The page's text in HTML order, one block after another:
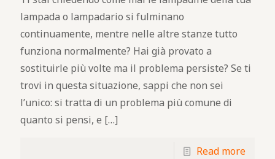
lampada o lampadario si fulminano
continuamente, mentre nelle altre stanze tutto
funziona normalmente? Hai già provato a
sostituirle più volte ma il problema persiste? Se ti
trovi in questa situazione, sappi che non sei
l’unico: si tratta di un problema più comune di
quanto si pensi, e […]
Read more